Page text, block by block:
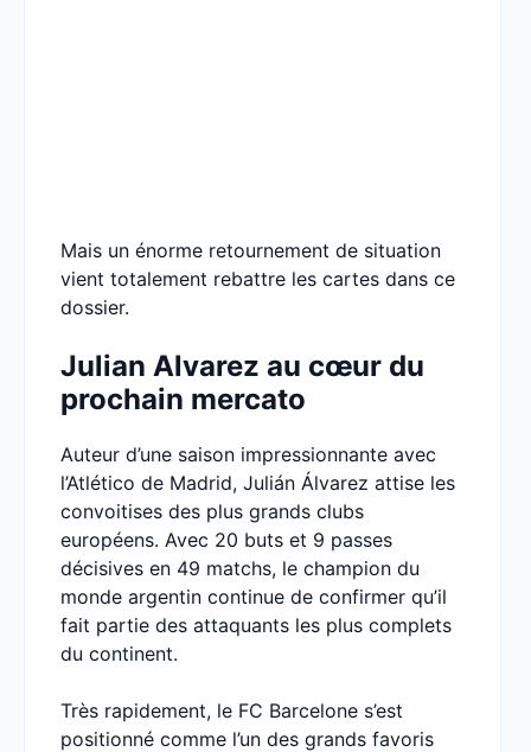
Mais un énorme retournement de situation
vient totalement rebattre les cartes dans ce
dossier.
Julian Alvarez au cœur du
prochain mercato
Auteur d’une saison impressionnante avec
l’Atlético de Madrid, Julián Álvarez attise les
convoitises des plus grands clubs
européens. Avec 20 buts et 9 passes
décisives en 49 matchs, le champion du
monde argentin continue de confirmer qu’il
fait partie des attaquants les plus complets
du continent.
Très rapidement, le FC Barcelone s’est
positionné comme l’un des grands favoris